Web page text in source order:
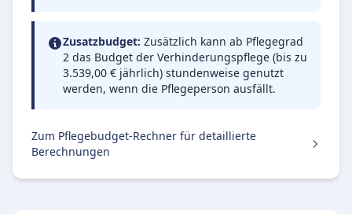
Zusatzbudget: Zusätzlich kann ab Pflegegrad
2 das Budget der Verhinderungspflege (bis zu
3.539,00 € jährlich) stundenweise genutzt
werden, wenn die Pflegeperson ausfällt.
Zum Pflegebudget-Rechner für detaillierte
Berechnungen